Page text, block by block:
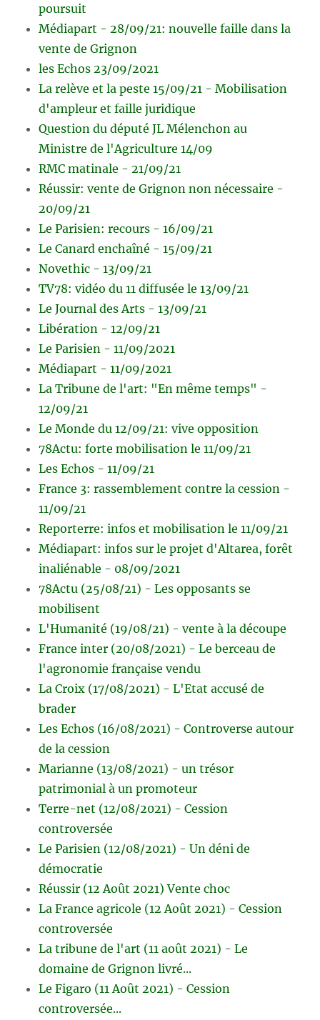
poursuit
Médiapart - 28/09/21: nouvelle faille dans la
vente de Grignon
les Echos 23/09/2021
La relève et la peste 15/09/21 - Mobilisation
d'ampleur et faille juridique
Question du député JL Mélenchon au
Ministre de l'Agriculture 14/09
RMC matinale - 21/09/21
Réussir: vente de Grignon non nécessaire -
20/09/21
Le Parisien: recours - 16/09/21
Le Canard enchaîné - 15/09/21
Novethic - 13/09/21
TV78: vidéo du 11 diffusée le 13/09/21
Le Journal des Arts - 13/09/21
Libération - 12/09/21
Le Parisien - 11/09/2021
Médiapart - 11/09/2021
La Tribune de l'art: "En même temps" -
12/09/21
Le Monde du 12/09/21: vive opposition
78Actu: forte mobilisation le 11/09/21
Les Echos - 11/09/21
France 3: rassemblement contre la cession -
11/09/21
Reporterre: infos et mobilisation le 11/09/21
Médiapart: infos sur le projet d'Altarea, forêt
inaliénable - 08/09/2021
78Actu (25/08/21) - Les opposants se
mobilisent
L'Humanité (19/08/21) - vente à la découpe
France inter (20/08/2021) - Le berceau de
l'agronomie française vendu
La Croix (17/08/2021) - L'Etat accusé de
brader
Les Echos (16/08/2021) - Controverse autour
de la cession
Marianne (13/08/2021) - un trésor
patrimonial à un promoteur
Terre-net (12/08/2021) - Cession
controversée
Le Parisien (12/08/2021) - Un déni de
démocratie
Réussir (12 Août 2021) Vente choc
La France agricole (12 Août 2021) - Cession
controversée
La tribune de l'art (11 août 2021) - Le
domaine de Grignon livré...
Le Figaro (11 Août 2021) - Cession
controversée...